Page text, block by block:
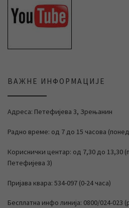
ВАЖНЕ ИНФОРМАЦИЈЕ
Адреса: Петефијева 3, Зрењанин
Радно време: од 7 до 15 часова
Кориснички центар: од 7,30 до 13,30
Петефијева 3)
Пријава квара: 534-097 (0-24 часа)
Бесплатна инфо линија: 0800/024-